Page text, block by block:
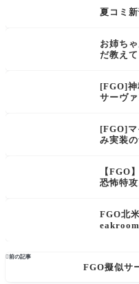
夏コミ
お姉ち
だ教え
[FGO]神
サーヴ
[FGO]マ
み実装
【FGO
恐怖特
FGO北
前の記事
FGO擬似サ